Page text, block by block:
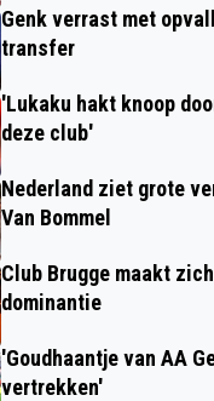
Genk verrast met
transfer
'Lukaku hakt knoop
deze club'
Nederland ziet grote
Van Bommel
Club Brugge maakt
dominantie
'Goudhaantje van AA
vertrekken'